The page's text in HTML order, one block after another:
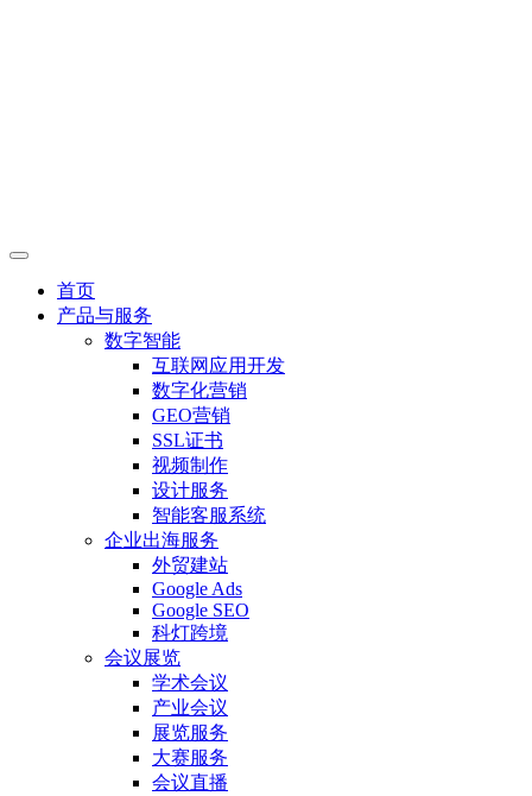
首页
产品与服务
数字智能
互联网应用开发
数字化营销
GEO营销
SSL证书
视频制作
设计服务
智能客服系统
企业出海服务
外贸建站
Google Ads
Google SEO
科灯跨境
会议展览
学术会议
产业会议
展览服务
大赛服务
会议直播